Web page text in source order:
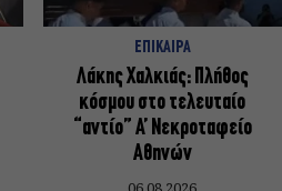
ΕΠΙΚΑΙΡΑ
Λάκης Χαλκιάς: Πλήθος
κόσμου στο τελευταίο
“αντίο” Α’ Νεκροταφείο
Αθηνών